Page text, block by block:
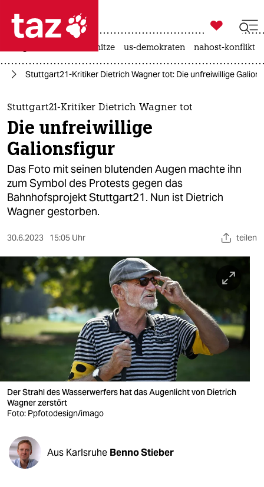
 taz zahl ich
taz zahl ich
themen
politik
öko
gesellschaft
kultur
sport
berlin
nord
wahrheit
verlag
veranstaltungen
shop
fragen & hilfe
unterstützen

taz zahl ich
hitze us-demokraten nahost-konflikt
Stuttgart21-Kritiker Dietrich Wagner tot: Die unfreiwillige
Stuttgart21-Kritiker Dietrich Wagner tot
Die unfreiwillige
Galionsfigur
Das Foto mit seinen blutenden Augen machte ihn
zum Symbol des Protests gegen das
Bahnhofsprojekt Stuttgart21. Nun ist Dietrich
Wagner gestorben.
30.6.2023 15:05 Uhr teilen
Der Strahl des Wasserwerfers hat das Augenlicht von Dietrich
Wagner zerstört
Foto: Ppfotodesign/imago
Aus Karlsruhe Benno Stieber